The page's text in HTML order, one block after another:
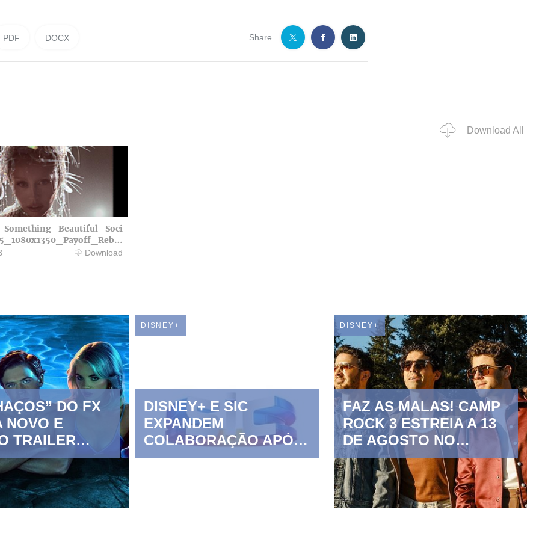
PDF DOCX Share
Download All
Download
DO FX
NOVO E
TRAILER
ESTREIA EM
NO
A 6 DE
DISNEY+
DISNEY+ E SIC
EXPANDEM
COLABORAÇÃO APÓS
O SUCESSO DE
DISNEY+
FAZ AS MALAS! CAMP
ROCK 3 ESTREIA A 13
DE AGOSTO NO
DISNEY CHANNEL E
NO DIA SEGUINTE NO
DISNEY+